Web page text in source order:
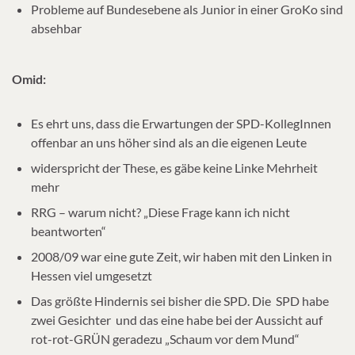
Probleme auf Bundesebene als Junior in einer GroKo sind
absehbar
Omid:
Es ehrt uns, dass die Erwartungen der SPD-KollegInnen
offenbar an uns höher sind als an die eigenen Leute
widerspricht der These, es gäbe keine Linke Mehrheit
mehr
RRG – warum nicht? „Diese Frage kann ich nicht
beantworten“
2008/09 war eine gute Zeit, wir haben mit den Linken in
Hessen viel umgesetzt
Das größte Hindernis sei bisher die SPD. Die SPD habe
zwei Gesichter und das eine habe bei der Aussicht auf
rot-rot-GRÜN geradezu „Schaum vor dem Mund“